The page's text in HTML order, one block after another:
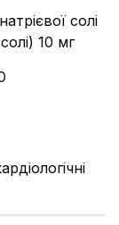
солі
10 мг